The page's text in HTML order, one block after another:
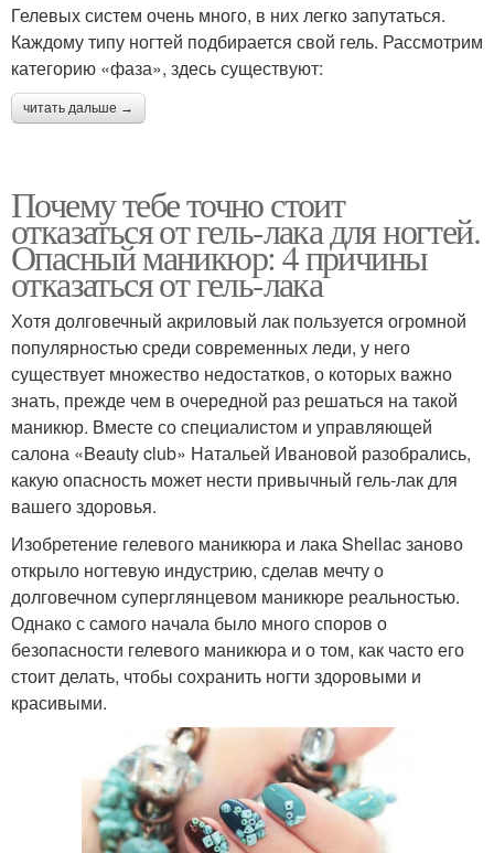
Гелевых систем очень много, в них легко запутаться.
Каждому типу ногтей подбирается свой гель. Рассмотрим
категорию «фаза», здесь существуют:
читать дальше →
Почему тебе точно стоит
отказаться от гель-лака для ногтей.
Опасный маникюр: 4 причины
отказаться от гель-лака
Хотя долговечный акриловый лак пользуется огромной
популярностью среди современных леди, у него
существует множество недостатков, о которых важно
знать, прежде чем в очередной раз решаться на такой
маникюр. Вместе со специалистом и управляющей
салона «Beauty club» Натальей Ивановой разобрались,
какую опасность может нести привычный гель-лак для
вашего здоровья.
Изобретение гелевого маникюра и лака Shellac заново
открыло ногтевую индустрию, сделав мечту о
долговечном суперглянцевом маникюре реальностью.
Однако с самого начала было много споров о
безопасности гелевого маникюра и о том, как часто его
стоит делать, чтобы сохранить ногти здоровыми и
красивыми.